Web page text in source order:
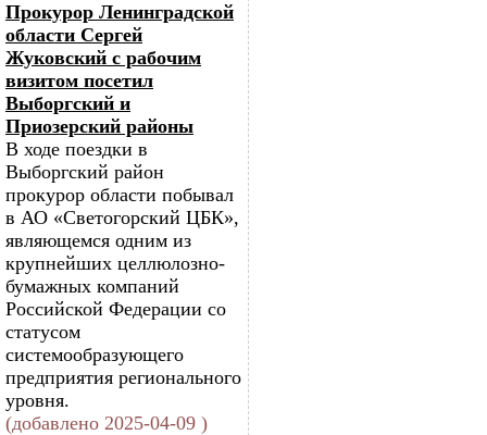
Прокурор Ленинградской
области Сергей
Жуковский с рабочим
визитом посетил
Выборгский и
Приозерский районы
В ходе поездки в
Выборгский район
прокурор области побывал
в АО «Светогорский ЦБК»,
являющемся одним из
крупнейших целлюлозно-
бумажных компаний
Российской Федерации со
статусом
системообразующего
предприятия регионального
уровня.
(добавлено 2025-04-09 )